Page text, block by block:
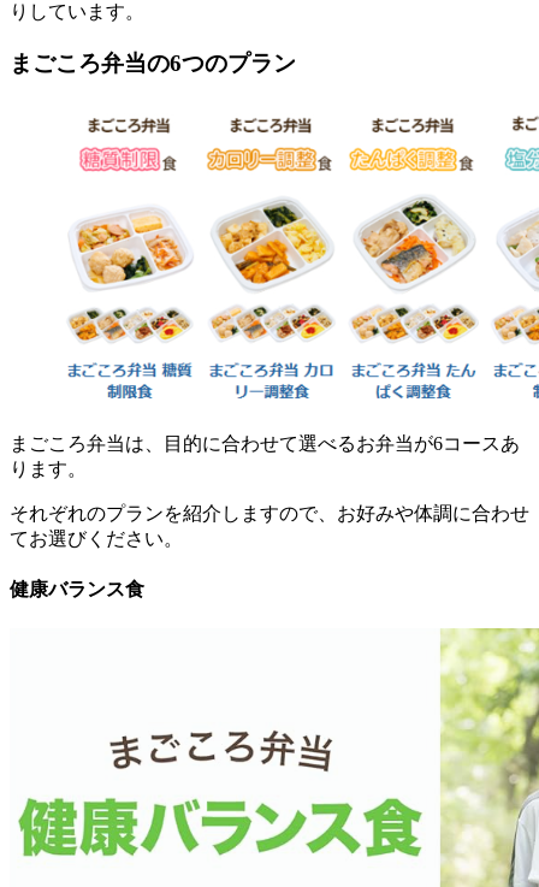
りしています。
まごころ弁当の6つのプラン
まごころ弁当は、目的に合わせて選べるお弁当が6コースあ
ります。
それぞれのプランを紹介しますので、お好みや体調に合わせ
てお選びください。
健康バランス食